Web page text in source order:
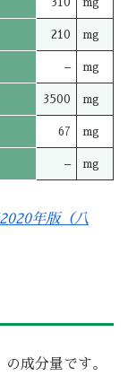
210 mg
– mg
3500 mg
67 mg
– mg
年版（八
成分量です。